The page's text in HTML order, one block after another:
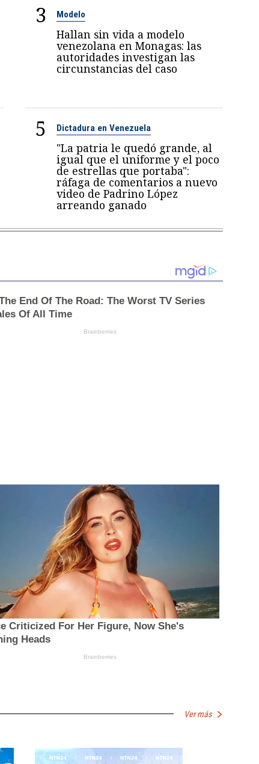
3 Modelo
Hallan sin vida a modelo
venezolana en Monagas: las
autoridades investigan las
circunstancias del caso
5 Dictadura en Venezuela
"La patria le quedó grande, al
igual que el uniforme y el poco
de estrellas que portaba":
ráfaga de comentarios a nuevo
video de Padrino López
arreando ganado
Ver más